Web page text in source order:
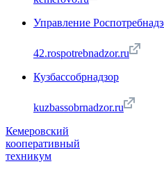
Управление
42.rospotrebnadzor.ru
Кузбассобрнадзор
kuzbassobrnadzor.ru
Кемеровский
кооперативный
техникум